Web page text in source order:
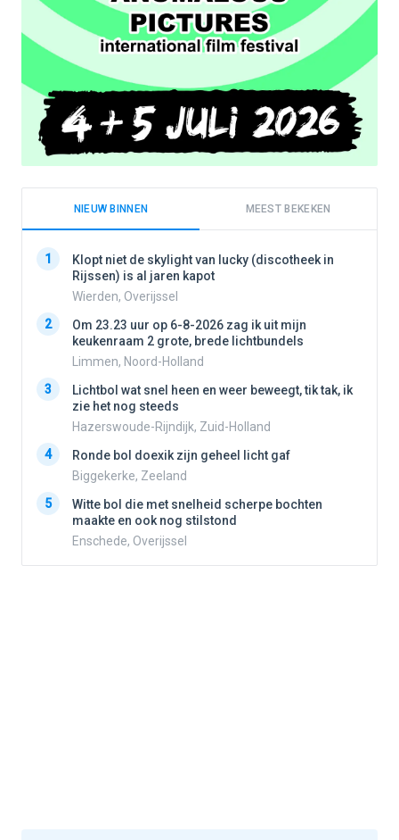
NIEUW BINNEN MEEST BEKEKEN
1
Klopt niet de skylight van lucky (discotheek in
Rijssen) is al jaren kapot
Wierden, Overijssel
2
Om 23.23 uur op 6-8-2026 zag ik uit mijn
keukenraam 2 grote, brede lichtbundels
Limmen, Noord-Holland
3
Lichtbol wat snel heen en weer beweegt, tik tak, ik
zie het nog steeds
Hazerswoude-Rijndijk, Zuid-Holland
4
Ronde bol doexik zijn geheel licht gaf
Biggekerke, Zeeland
5
Witte bol die met snelheid scherpe bochten
maakte en ook nog stilstond
Enschede, Overijssel